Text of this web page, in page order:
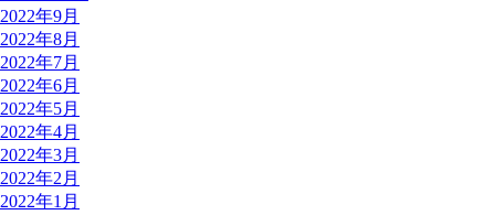
2022年9月
2022年8月
2022年7月
2022年6月
2022年5月
2022年4月
2022年3月
2022年2月
2022年1月